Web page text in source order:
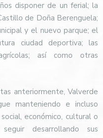
disponer de un ferial; la
de Doña Berenguela;
y el nuevo parque; el
ciudad deportiva; las
así como otras
anteriormente, Valverde
manteniendo e incluso
económico, cultural o
desarrollando sus